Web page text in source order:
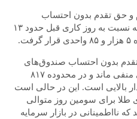
و حق تقدم بدون احتساب
صندوق‌های سهامی در روز دوشنبه نسبت به روز کاری قبل حدود ۱۳
بدون احتساب صندوق‌های
سهامی برای چهارمین روز متوالی منفی ماند و در محدوده ۸۱۷
بالایی است. این در حالی است
برای سومین روز متوالی
نااطمینانی در بازار سرمایه